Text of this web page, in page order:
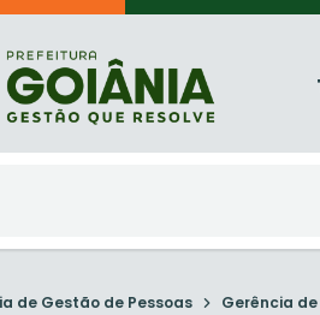
de Gestão de Pessoas Gerência